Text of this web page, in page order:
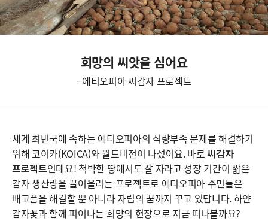
희망의 씨앗을 심어요
- 에티오피아 씨감자 프로젝트
세계 최빈국에 속하는 에티오피아의 식량부족 문제를 해결하기
위해 코이카(KOICA)와 월드비전이 나섰어요. 바로씨감자
프로젝트인데요! 척박한 땅에서도 잘 자라고 성장 기간이 짧은
감자 생산량을 끌어올리는 프로젝트로 에티오피아 주민들은
배고픔을 해결할 뿐 아니라 자립의 꿈까지 꾸고 있답니다. 하얀
감자꽃과 함께 피어나는 희망의 현장으로 지금 떠나볼까요?